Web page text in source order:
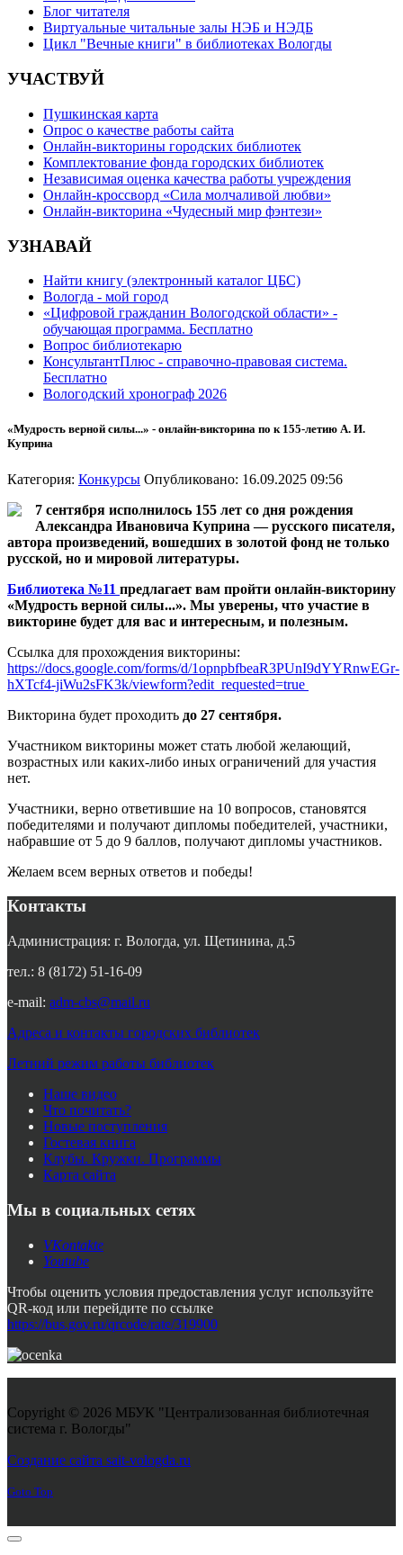
Блог читателя
Виртуальные читальные залы НЭБ и НЭДБ
Цикл "Вечные книги" в библиотеках Вологды
УЧАСТВУЙ
Пушкинская карта
Опрос о качестве работы сайта
Онлайн-викторины городских библиотек
Комплектование фонда городских библиотек
Независимая оценка качества работы учреждения
Онлайн-кроссворд «Сила молчаливой любви»
Онлайн-викторина «Чудесный мир фэнтези»
УЗНАВАЙ
Найти книгу (электронный каталог ЦБС)
Вологда - мой город
«Цифровой гражданин Вологодской области» -
обучающая программа. Бесплатно
Вопрос библиотекарю
КонсультантПлюс - справочно-правовая система.
Бесплатно
Вологодский хронограф 2026
«Мудрость верной силы...» - онлайн-викторина по к 155-летию А. И.
Куприна
Категория: Конкурсы Опубликовано: 16.09.2025 09:56
7 сентября исполнилось 155 лет со дня рождения
Александра Ивановича Куприна — русского писателя,
автора произведений, вошедших в золотой фонд не только
русской, но и мировой литературы.
Библиотека №11 предлагает вам пройти онлайн-викторину
«Мудрость верной силы...». Мы уверены, что участие в
викторине будет для вас и интересным, и полезным.
Ссылка для прохождения викторины:
https://docs.google.com/forms/d/1opnpbfbeaR3PUnI9dYYRnwEGr-
hXTcf4-jiWu2sFK3k/viewform?edit_requested=true
Викторина будет проходить до 27 сентября.
Участником викторины может стать любой желающий,
возрастных или каких-либо иных ограничений для участия
нет.
Участники, верно ответившие на 10 вопросов, становятся
победителями и получают дипломы победителей, участники,
набравшие от 5 до 9 баллов, получают дипломы участников.
Желаем всем верных ответов и победы!
Контакты
Администрация: г. Вологда, ул. Щетинина, д.5
тел.: 8 (8172) 51-16-09
e-mail: adm-cbs@mail.ru
Адреса и контакты городских библиотек
Летний режим работы библиотек
Наше видео
Что почитать?
Новые поступления
Гостевая книга
Клубы. Кружки. Программы
Карта сайта
Мы в социальных сетях
VKontakte
Youtube
Чтобы оценить условия предоставления услуг используйте
QR-код или перейдите по ссылке
https://bus.gov.ru/qrcode/rate/319900
Copyright © 2026 МБУК "Централизованная библиотечная
система г. Вологды"
Создание сайта sait-vologda.ru
Goto Top